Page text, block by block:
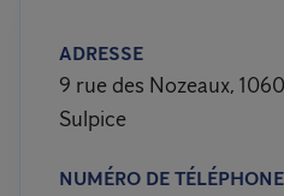
ADRESSE
9 rue des Nozeaux,
Sulpice
NUMÉRO DE TÉLÉPHONE